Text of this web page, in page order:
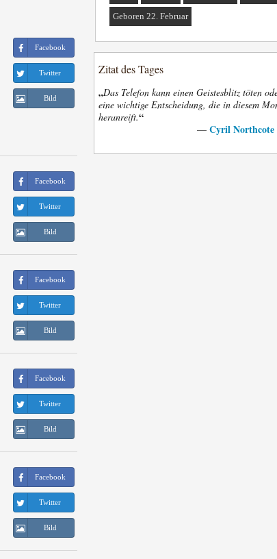
Facebook
Twitter
Bild
Facebook
Twitter
Bild
Facebook
Twitter
Bild
Facebook
Twitter
Bild
Facebook
Twitter
Bild
Geboren 22. Februar
Zitat des Tages
„Das Telefon kann einen Geistesblitz töten
eine wichtige Entscheidung, die in diesem
heranreift.“
— Cyril Northcote